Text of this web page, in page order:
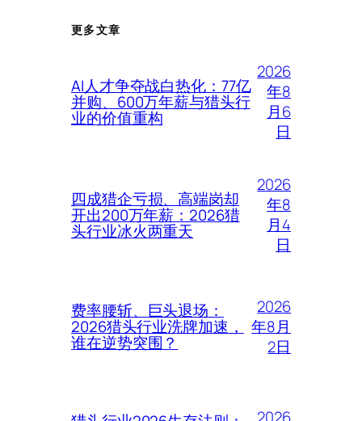
更多文章
AI人才争夺战白热化：77亿
并购、600万年薪与猎头行
业的价值重构
2026
年8
月6
日
四成猎企亏损、高端岗却
开出200万年薪：2026猎
头行业冰火两重天
2026
年8
月4
日
费率腰斩、巨头退场：
2026猎头行业洗牌加速，
谁在逆势突围？
2026
年8月
2日